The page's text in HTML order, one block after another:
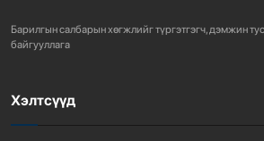
Барилгын салбарын хөгжлийг түргэтгэгч, дэмжин
байгууллага
Хэлтсүүд